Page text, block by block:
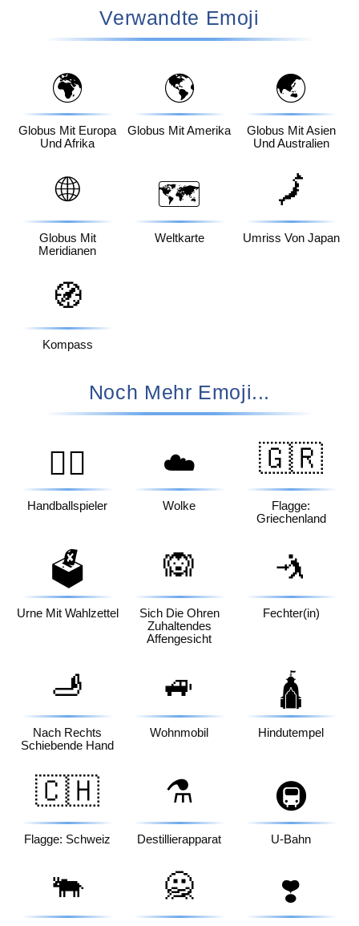
Verwandte Emoji
🌍
Globus Mit Europa
Und Afrika
🌎
Globus Mit Amerika
🌏
Globus Mit Asien
Und Australien
🌐
Globus Mit
Meridianen
🗺️
Weltkarte
🗾
Umriss Von Japan
🧭
Kompass
Noch Mehr Emoji...
🤾‍♂️
Handballspieler
☁️
Wolke
🇬🇷
Flagge:
Griechenland
🗳️
Urne Mit Wahlzettel
🙉
Sich Die Ohren
Zuhaltendes
Affengesicht
🤺
Fechter(in)
🫸
Nach Rechts
Schiebende Hand
🚙
Wohnmobil
🛕
Hindutempel
🇨🇭
Flagge: Schweiz
⚗️
Destillierapparat
🚇
U-Bahn
🐃 🙅 ❣️